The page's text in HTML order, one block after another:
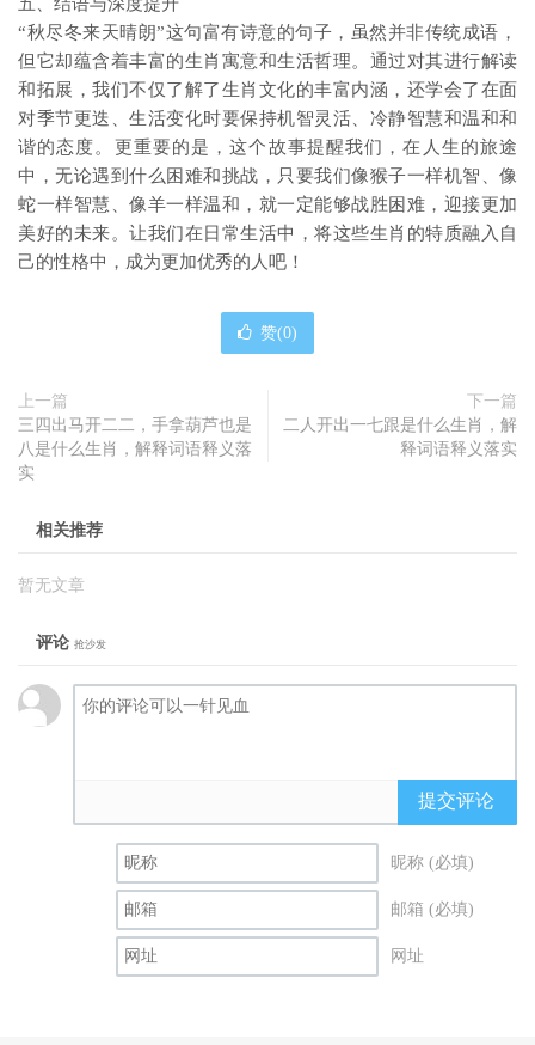
“秋尽冬来天晴朗”这句富有诗意的句子，虽然并非传统成语，
但它却蕴含着丰富的生肖寓意和生活哲理。通过对其进行解读
和拓展，我们不仅了解了生肖文化的丰富内涵，还学会了在面
对季节更迭、生活变化时要保持机智灵活、冷静智慧和温和和
谐的态度。更重要的是，这个故事提醒我们，在人生的旅途
中，无论遇到什么困难和挑战，只要我们像猴子一样机智、像
蛇一样智慧、像羊一样温和，就一定能够战胜困难，迎接更加
美好的未来。让我们在日常生活中，将这些生肖的特质融入自
己的性格中，成为更加优秀的人吧！
赞(0)
上一篇
三四出马开二二，手拿葫芦也是
八是什么生肖，解释词语释义落
实
下一篇
二人开出一七跟是什么生肖，解
释词语释义落实
相关推荐
暂无文章
评论 抢沙发
提交评论
昵称 (必填)
邮箱 (必填)
网址